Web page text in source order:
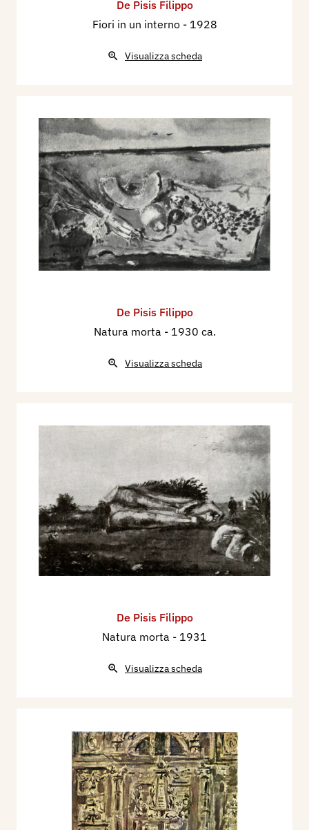
De Pisis Filippo
Fiori in un interno - 1928
Visualizza scheda
De Pisis Filippo
Natura morta - 1930 ca.
Visualizza scheda
De Pisis Filippo
Natura morta - 1931
Visualizza scheda